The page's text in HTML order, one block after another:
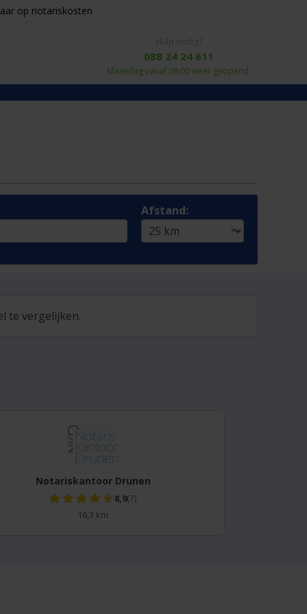
op notariskosten
088 24 24 611
Maandag vanaf 09:00 weer geopend
Afstand:
te vergelijken.
Notariskantoor Drunen
8,9(7)
16,3 km